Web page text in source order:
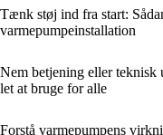
Tænk støj ind fra start:
varmepumpeinstallation
Nem betjening eller teknisk
let at bruge for alle
Forstå varmepumpens